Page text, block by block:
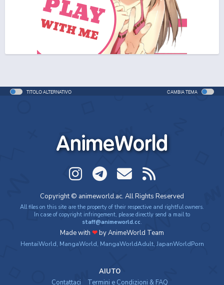
TITOLO ALTERNATIVO CAMBIA TEMA
AnimeWorld
Copyright © animeworld.ac. All Rights Reserved
All files on this site are the property of their respective and rightful owners.
In case of copyright infringement, please directly send a mail to
staff@animeworld.cc.
Made with ❤by AnimeWorld Team
HentaiWorld, MangaWorld, MangaWorldAdult, JapanWorldPorn
AIUTO
Contattaci
Termini e Condizioni & FAQ